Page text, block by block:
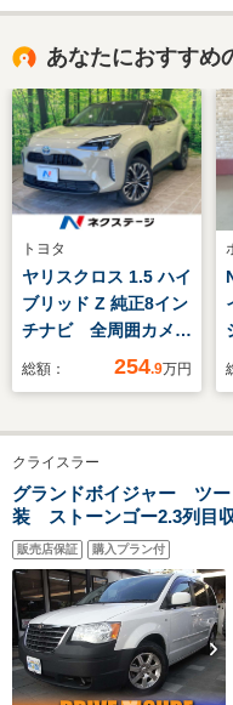
あなたにおすすめ
トヨタ
ヤリスクロス 1.5 ハイ
ブリッド Z 純正8イン
チナビ 全周囲カメ
ラ セーフティセン
カラー パワーバック
ドア ハーフレザーシ
ート シートヒータ
ー クリアランスソナ
ー スマートキー
LEDヘッド
総額： 254.9万円
クライスラー
グランドボイジャー ツ
装 ストーンゴー2.3列目
ドドア パワーバックド
アコン 後席フリップダ
メラ DVD ETC
販売店保証 購入プラン付